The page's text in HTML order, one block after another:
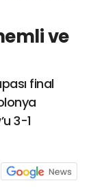
ve
final
3-1